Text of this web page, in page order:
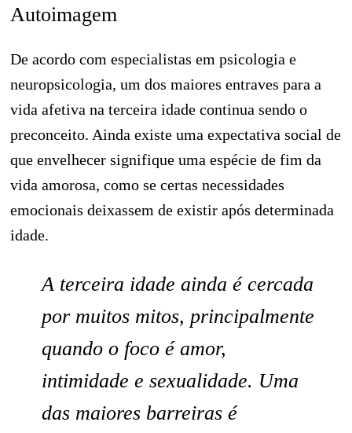
Autoimagem
De acordo com especialistas em psicologia e
neuropsicologia, um dos maiores entraves para a
vida afetiva na terceira idade continua sendo o
preconceito. Ainda existe uma expectativa social de
que envelhecer signifique uma espécie de fim da
vida amorosa, como se certas necessidades
emocionais deixassem de existir após determinada
idade.
A terceira idade ainda é cercada
por muitos mitos, principalmente
quando o foco é amor,
intimidade e sexualidade. Uma
das maiores barreiras é